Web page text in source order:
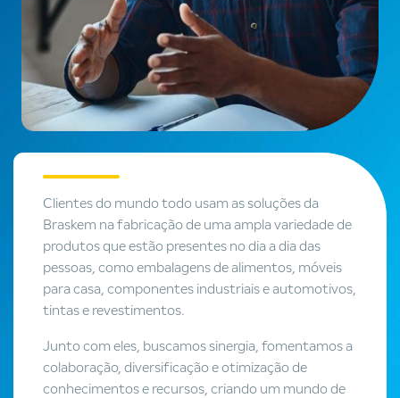
Clientes do mundo todo usam as soluções da
Braskem na fabricação de uma ampla variedade de
produtos que estão presentes no dia a dia das
pessoas, como embalagens de alimentos, móveis
para casa, componentes industriais e automotivos,
tintas e revestimentos.
Junto com eles, buscamos sinergia, fomentamos a
colaboração, diversificação e otimização de
conhecimentos e recursos, criando um mundo de